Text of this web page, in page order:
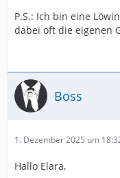
P.S.: Ich bin eine
dabei oft die eigenen
Boss
1. Dezember 2025 um
Hallo Elara,